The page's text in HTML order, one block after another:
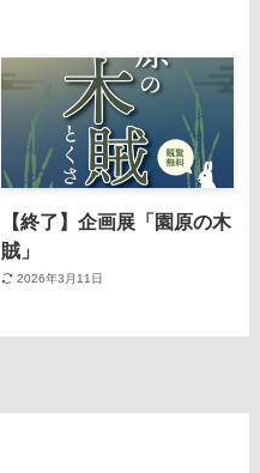
【終了】企画展「園原の木
賊」
2026年3月11日